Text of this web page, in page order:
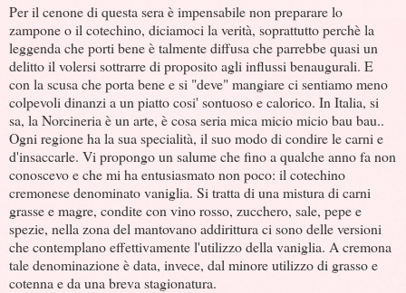
Per il cenone di questa sera è impensabile non preparare lo
zampone o il cotechino, diciamoci la verità, soprattutto perchè la
leggenda che porti bene è talmente diffusa che parrebbe quasi un
delitto il volersi sottrarre di proposito agli influssi benaugurali. E
con la scusa che porta bene e si "deve" mangiare ci sentiamo meno
colpevoli dinanzi a un piatto cosi' sontuoso e calorico. In Italia, si
sa, la Norcineria è un arte, è cosa seria mica micio micio bau bau..
Ogni regione ha la sua specialità, il suo modo di condire le carni e
d'insaccarle. Vi propongo un salume che fino a qualche anno fa non
conoscevo e che mi ha entusiasmato non poco: il cotechino
cremonese denominato vaniglia. Si tratta di una mistura di carni
grasse e magre, condite con vino rosso, zucchero, sale, pepe e
spezie, nella zona del mantovano addirittura ci sono delle versioni
che contemplano effettivamente l'utilizzo della vaniglia. A cremona
tale denominazione è data, invece, dal minore utilizzo di grasso e
cotenna e da una breva stagionatura.